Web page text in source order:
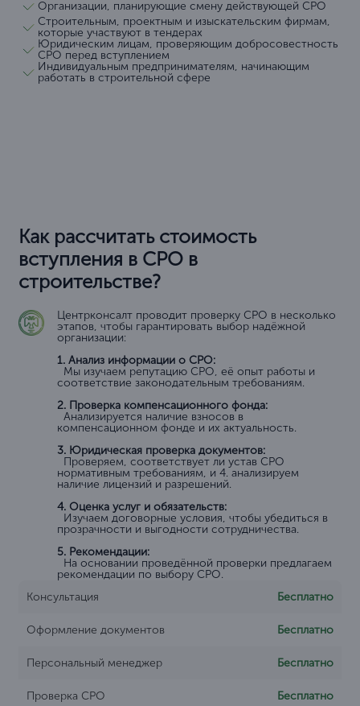
Организации, планирующие смену действующей СРО
Строительным, проектным и изыскательским фирмам,
которые участвуют в тендерах
Юридическим лицам, проверяющим добросовестность
СРО перед вступлением
Индивидуальным предпринимателям, начинающим
работать в строительной сфере
Как рассчитать стоимость
вступления в СРО в
строительстве?
Центрконсалт проводит проверку СРО в несколько
этапов, чтобы гарантировать выбор надёжной
организации:
1. Анализ информации о СРО:
Мы изучаем репутацию СРО, её опыт работы и
соответствие законодательным требованиям.
2. Проверка компенсационного фонда:
Анализируется наличие взносов в
компенсационном фонде и их актуальность.
3. Юридическая проверка документов:
Проверяем, соответствует ли устав СРО
нормативным требованиям, и 4. анализируем
наличие лицензий и разрешений.
4. Оценка услуг и обязательств:
Изучаем договорные условия, чтобы убедиться в
прозрачности и выгодности сотрудничества.
5. Рекомендации:
На основании проведённой проверки предлагаем
рекомендации по выбору СРО.
Консультация
Бесплатно
Оформление документов Бесплатно
Персональный менеджер Бесплатно
Проверка СРО Бесплатно